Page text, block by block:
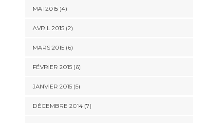
MAI 2015(4)
AVRIL 2015(2)
MARS 2015(6)
FÉVRIER 2015(6)
JANVIER 2015(5)
DÉCEMBRE 2014(7)